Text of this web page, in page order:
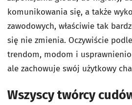
komunikowania się, a także
zawodowych, właściwie tak
się nie zmienia. Oczywiście
trendom, modom i
ale zachowuje swój użytkowy
Wszyscy twórcy